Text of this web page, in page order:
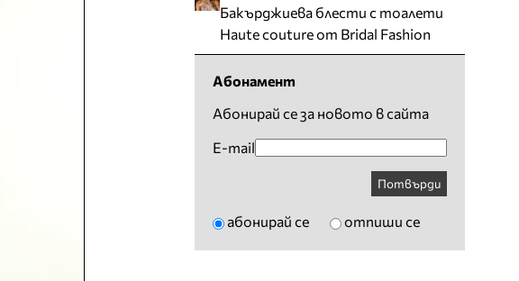
Бакърджиева блести с тоалети
Haute couture от Bridal Fashion
Абонамент
Абонирай се за новото в сайта
E-mail
Потвърди
абонирай се отпиши се